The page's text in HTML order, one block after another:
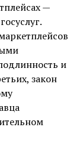
—
и
закон